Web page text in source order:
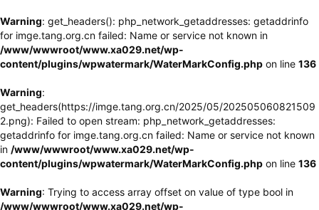
Warning: get_headers(): php_network_getaddresses: getaddrinfo
for imge.tang.org.cn failed: Name or service not known in
/www/wwwroot/www.xa029.net/wp-
content/plugins/wpwatermark/WaterMarkConfig.php on line 136
Warning:
get_headers(https://imge.tang.org.cn/2025/05/202505060821509
2.png): Failed to open stream: php_network_getaddresses:
getaddrinfo for imge.tang.org.cn failed: Name or service not known
in /www/wwwroot/www.xa029.net/wp-
content/plugins/wpwatermark/WaterMarkConfig.php on line 136
Warning: Trying to access array offset on value of type bool in
/www/wwwroot/www.xa029.net/wp-